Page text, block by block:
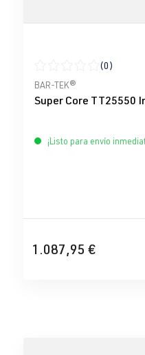
Calificación promedio
(0)
BAR-TEK®
Super Core TT25550
¡Listo para envío
1.087,95 €